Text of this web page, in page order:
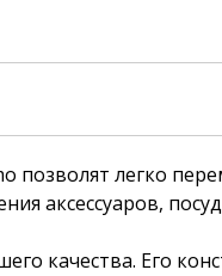
позволят легко
аксессуаров,
качества. Его